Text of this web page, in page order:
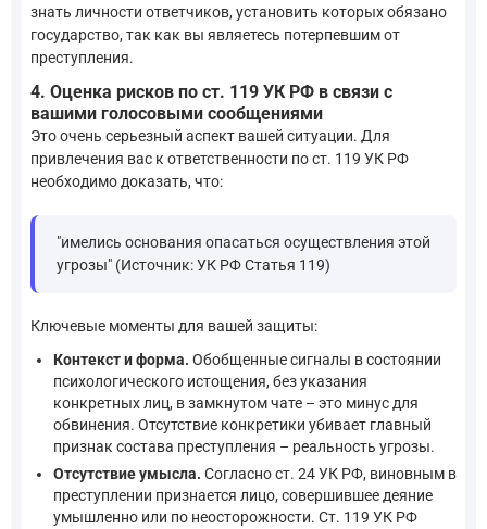
знать личности ответчиков, установить которых обязано
государство, так как вы являетесь потерпевшим от
преступления.
4. Оценка рисков по ст. 119 УК РФ в связи с
вашими голосовыми сообщениями
Это очень серьезный аспект вашей ситуации. Для
привлечения вас к ответственности по ст. 119 УК РФ
необходимо доказать, что:
"имелись основания опасаться осуществления этой
угрозы" (Источник: УК РФ Статья 119)
Ключевые моменты для вашей защиты:
Контекст и форма. Обобщенные сигналы в состоянии
психологического истощения, без указания
конкретных лиц, в замкнутом чате – это минус для
обвинения. Отсутствие конкретики убивает главный
признак состава преступления – реальность угрозы.
Отсутствие умысла. Согласно ст. 24 УК РФ, виновным в
преступлении признается лицо, совершившее деяние
умышленно или по неосторожности. Ст. 119 УК РФ